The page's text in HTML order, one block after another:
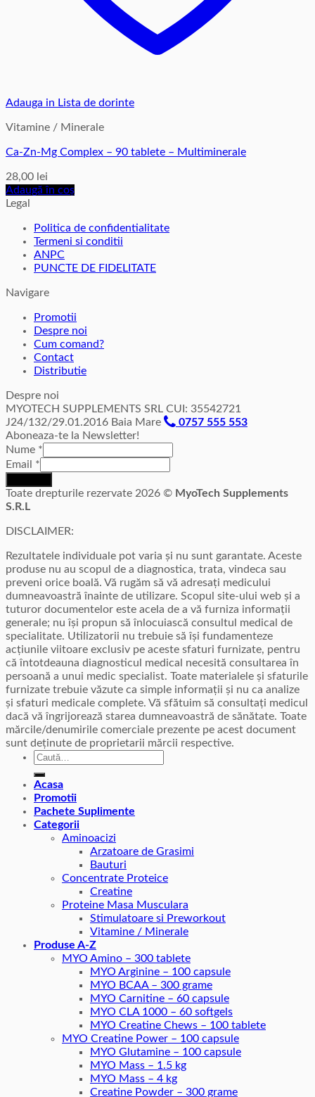
Adauga in Lista de dorinte
Vitamine / Minerale
Ca-Zn-Mg Complex – 90 tablete – Multiminerale
28,00 lei
Adaugă în coș
Legal
Politica de confidentialitate
Termeni si conditii
ANPC
PUNCTE DE FIDELITATE
Navigare
Promotii
Despre noi
Cum comand?
Contact
Distributie
Despre noi
MYOTECH SUPPLEMENTS SRL CUI: 35542721
J24/132/29.01.2016 Baia Mare
0757 555 553
Aboneaza-te la Newsletter!
Nume *
Email *
Toate drepturile rezervate 2026 © MyoTech Supplements
S.R.L
DISCLAIMER:
Rezultatele individuale pot varia și nu sunt garantate. Aceste
produse nu au scopul de a diagnostica, trata, vindeca sau
preveni orice boală. Vă rugăm să vă adresați medicului
dumneavoastră înainte de utilizare. Scopul site-ului web și a
tuturor documentelor este acela de a vă furniza informații
generale; nu își propun să înlocuiască consultul medical de
specialitate. Utilizatorii nu trebuie să își fundamenteze
acțiunile viitoare exclusiv pe aceste sfaturi furnizate, pentru
că întotdeauna diagnosticul medical necesită consultarea în
persoană a unui medic specialist. Toate materialele și sfaturile
furnizate trebuie văzute ca simple informații și nu ca analize
și sfaturi medicale complete. Vă sfătuim să consultați medicul
dacă vă îngrijorează starea dumneavoastră de sănătate. Toate
mărcile/denumirile comerciale prezente pe acest document
sunt deținute de proprietarii mărcii respective.
Caută
Acasa
Promotii
Pachete Suplimente
Categorii
Aminoacizi
Arzatoare de Grasimi
Bauturi
Concentrate Proteice
Creatine
Proteine Masa Musculara
Stimulatoare si Preworkout
Vitamine / Minerale
Produse A-Z
MYO Amino – 300 tablete
MYO Arginine – 100 capsule
MYO BCAA – 300 grame
MYO Carnitine – 60 capsule
MYO CLA 1000 – 60 softgels
MYO Creatine Chews – 100 tablete
MYO Creatine Power – 100 capsule
MYO Glutamine – 100 capsule
MYO Mass – 1.5 kg
MYO Mass – 4 kg
Creatine Powder – 300 grame